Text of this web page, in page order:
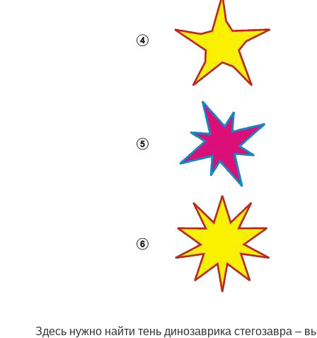
Здесь нужно найти тень динозаврика стегозавра –